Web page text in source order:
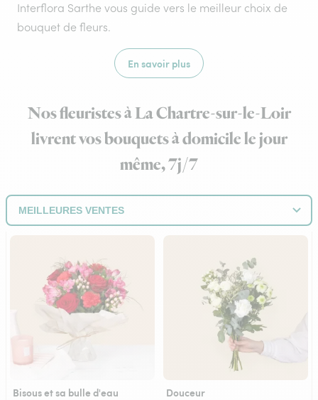
Interflora Sarthe vous guide vers le meilleur choix de
bouquet de fleurs.
En savoir plus
Nos fleuristes à La Chartre-sur-le-Loir
livrent vos bouquets à domicile le jour
même, 7j/7
Bisous et sa bulle d'eau Douceur